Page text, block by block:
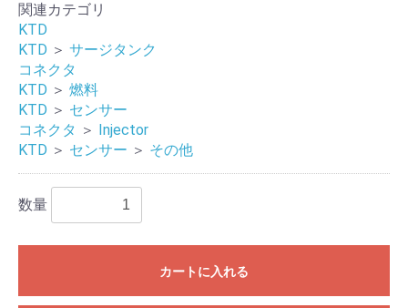
関連カテゴリ
KTD
KTD ＞ サージタンク
コネクタ
KTD ＞ 燃料
KTD ＞ センサー
コネクタ ＞ Injector
KTD ＞ センサー ＞ その他
数量
カートに入れる